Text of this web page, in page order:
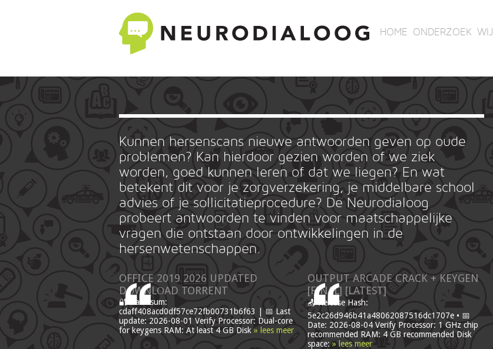
HOME ONDERZOEK WIJ
Kunnen hersenscans nieuwe antwoorden geven op oude
problemen? Kan hierdoor gezien worden of we ziek
worden, goed kunnen leren of dat we liegen? En wat
betekent dit voor je zorgverzekering, je middelbare school
advies of je sollicitatieprocedure? De Neurodialoog
probeert antwoorden te vinden voor maatschappelijke
vragen die ontstaan door ontwikkelingen in de
hersenwetenschappen.
OFFICE 2019 2026 UPDATED
DОWNLОAD TORRENT
🔐 Hash sum:
cdaff408acd0df57ce72fb00731b6f63 | 📅 Last
update: 2026-08-01 Verify Processor: Dual-core
for keygens RAM: At least 4 GB Disk » lees meer
OUTPUT ARCADE CRACK + KEYGEN
[FINAL] [LATEST]
📤 Release Hash:
5e2c26d946b41a48062087516dc1707e • 📅
Date: 2026-08-04 Verify Processor: 1 GHz chip
recommended RAM: 4 GB recommended Disk
space: » lees meer